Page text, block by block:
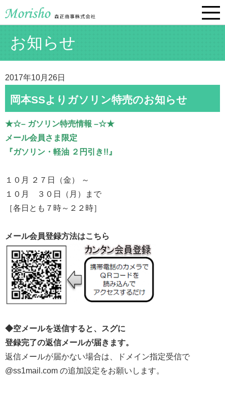
お知らせ
2017年10月26日
岡本SSよりガソリン特売のお知らせ
★☆– ガソリン特売情報 –☆★
メール会員さま限定
『ガソリン・軽油 ２円引き!!』
１０月 ２７日（金） ～
１０月 ３０日（月）まで
［各日とも７時～２２時］
メール会員登録方法はこちら
◆空メールを送信すると、スグに
登録完了の返信メールが届きます。
返信メールが届かない場合は、ドメイン指定受信で
@ss1mail.com の追加設定をお願いします。